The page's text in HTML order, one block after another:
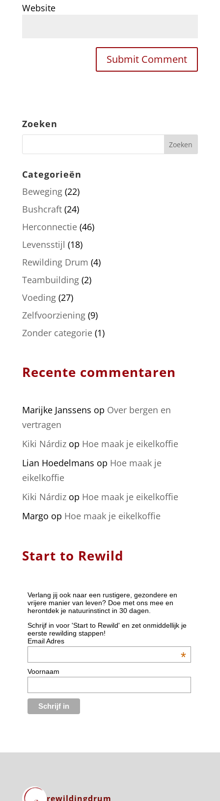
Website
Zoeken
Categorieën
Beweging(22)
Bushcraft(24)
Herconnectie(46)
Levensstijl (18)
Rewilding Drum (4)
Teambuilding(2)
Voeding(27)
Zelfvoorziening(9)
Zonder categorie(1)
Recente commentaren
Marijke Janssens op Over bergen en
vertragen
Kiki Nárdizop Hoe maak je eikelkoffie
Lian Hoedelmans op Hoe maak je
eikelkoffie
Kiki Nárdizop Hoe maak je eikelkoffie
Margo op Hoe maak je eikelkoffie
Start to Rewild
Verlang jij ook naar een rustigere, gezondere en
vrijere manier van leven? Doe met ons mee en
herontdek je natuurinstinct in 30 dagen.
Schrijf in voor 'Start to Rewild' en zet onmiddellijk je
eerste rewilding stappen!
Email Adres
*
Voornaam
rewildingdrum